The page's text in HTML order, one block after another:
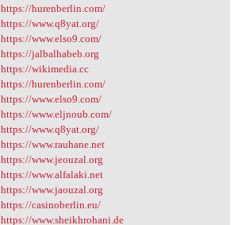
https://hurenberlin.com/
https://www.q8yat.org/
https://www.elso9.com/
https://jalbalhabeb.org
https://wikimedia.cc
https://hurenberlin.com/
https://www.elso9.com/
https://www.eljnoub.com/
https://www.q8yat.org/
https://www.rauhane.net
https://www.jeouzal.org
https://www.alfalaki.net
https://www.jaouzal.org
https://casinoberlin.eu/
https://www.sheikhrohani.de